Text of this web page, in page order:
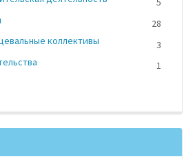
28
коллективы
3
1